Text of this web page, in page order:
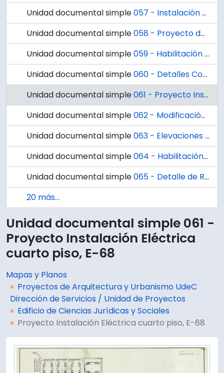
Unidad documental simple057 - Instalación eléctrica calefacción ampliación Escuela de Leyes.
Unidad documental simple058 - Proyecto de Instalación Eléctrica, Alumbrado. E-64
Unidad documental simple059 - Habilitación Oficina - Biblioteca 2° Piso. E-65
Unidad documental simple060 - Detalles Constructivos Tabiques, 4° Piso. E-67
Unidad documental simple061 - Proyecto Instalación Eléctrica cuarto piso, E-68
Unidad documental simple062 - Modificación Pasillo 4° Piso Leyes. Proyecto Alumbrado. E-69
Unidad documental simple063 - Elevaciones Plantas y Cortes. E-70
Unidad documental simple064 - Habilitación Sala de Lectura Primer Piso Escuela de Derecho. E-71
Unidad documental simple065 - Detalle de Repisas. E-81
20 más...
Unidad documental simple 061 -
Proyecto Instalación Eléctrica
cuarto piso, E-68
Mapas y Planos
Proyectos de Arquitectura y Urbanismo UdeC
Dirección de Servicios / Unidad de Proyectos
Edificio de Ciencias Jurídicas y Sociales
Proyecto Instalación Eléctrica cuarto piso, E-68